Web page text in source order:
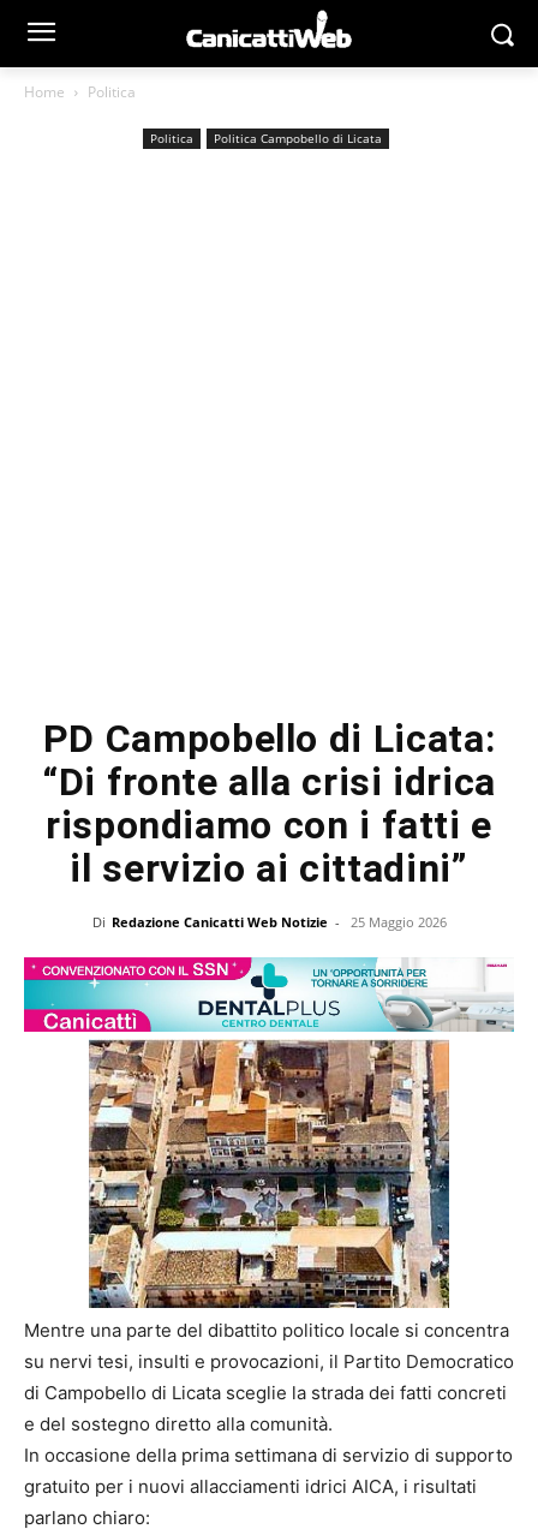
Home Politica
Politica Politica Campobello di Licata
PD Campobello di Licata:
“Di fronte alla crisi idrica
rispondiamo con i fatti e
il servizio ai cittadini”
Di Redazione Canicatti Web Notizie - 25 Maggio 2026
Mentre una parte del dibattito politico locale si concentra
su nervi tesi, insulti e provocazioni, il Partito Democratico
di Campobello di Licata sceglie la strada dei fatti concreti
e del sostegno diretto alla comunità.
In occasione della prima settimana di servizio di supporto
gratuito per i nuovi allacciamenti idrici AICA, i risultati
parlano chiaro: